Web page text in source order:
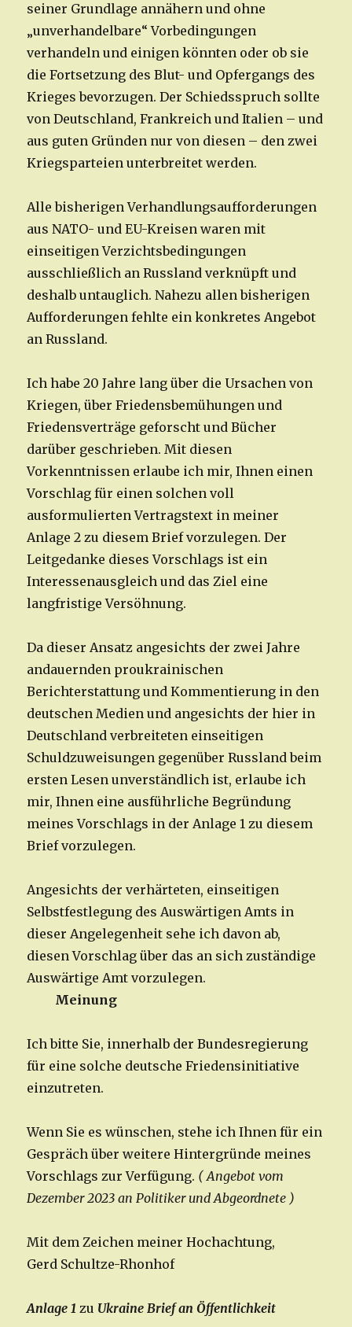
seiner Grundlage annähern und ohne
„unverhandelbare“ Vorbedingungen
verhandeln und einigen könnten oder ob sie
die Fortsetzung des Blut- und Opfergangs des
Krieges bevorzugen. Der Schiedsspruch sollte
von Deutschland, Frankreich und Italien – und
aus guten Gründen nur von diesen – den zwei
Kriegsparteien unterbreitet werden.
Alle bisherigen Verhandlungsaufforderungen
aus NATO- und EU-Kreisen waren mit
einseitigen Verzichtsbedingungen
ausschließlich an Russland verknüpft und
deshalb untauglich. Nahezu allen bisherigen
Aufforderungen fehlte ein konkretes Angebot
an Russland.
Ich habe 20 Jahre lang über die Ursachen von
Kriegen, über Friedensbemühungen und
Friedensverträge geforscht und Bücher
darüber geschrieben. Mit diesen
Vorkenntnissen erlaube ich mir, Ihnen einen
Vorschlag für einen solchen voll
ausformulierten Vertragstext in meiner
Anlage 2 zu diesem Brief vorzulegen. Der
Leitgedanke dieses Vorschlags ist ein
Interessenausgleich und das Ziel eine
langfristige Versöhnung.
Da dieser Ansatz angesichts der zwei Jahre
andauernden proukrainischen
Berichterstattung und Kommentierung in den
deutschen Medien und angesichts der hier in
Deutschland verbreiteten einseitigen
Schuldzuweisungen gegenüber Russland beim
ersten Lesen unverständlich ist, erlaube ich
mir, Ihnen eine ausführliche Begründung
meines Vorschlags in der Anlage 1 zu diesem
Brief vorzulegen.
Angesichts der verhärteten, einseitigen
Selbstfestlegung des Auswärtigen Amts in
dieser Angelegenheit sehe ich davon ab,
diesen Vorschlag über das an sich zuständige
Auswärtige Amt vorzulegen.
Meinung
Ich bitte Sie, innerhalb der Bundesregierung
für eine solche deutsche Friedensinitiative
einzutreten.
Wenn Sie es wünschen, stehe ich Ihnen für ein
Gespräch über weitere Hintergründe meines
Vorschlags zur Verfügung. ( Angebot vom
Dezember 2023 an Politiker und Abgeordnete )
Mit dem Zeichen meiner Hochachtung,
Gerd Schultze-Rhonhof
Anlage 1zu Ukraine Brief an Öffentlichkeit